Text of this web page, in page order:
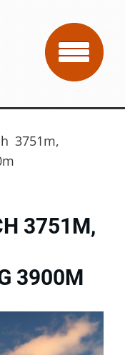
3751m,
3751M,
3900M